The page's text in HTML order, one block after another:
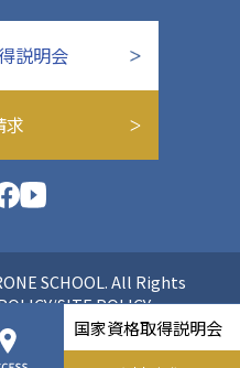
国家資格取得説明会
説明会
求
SCHOOL. All Rights
SITE POLICY